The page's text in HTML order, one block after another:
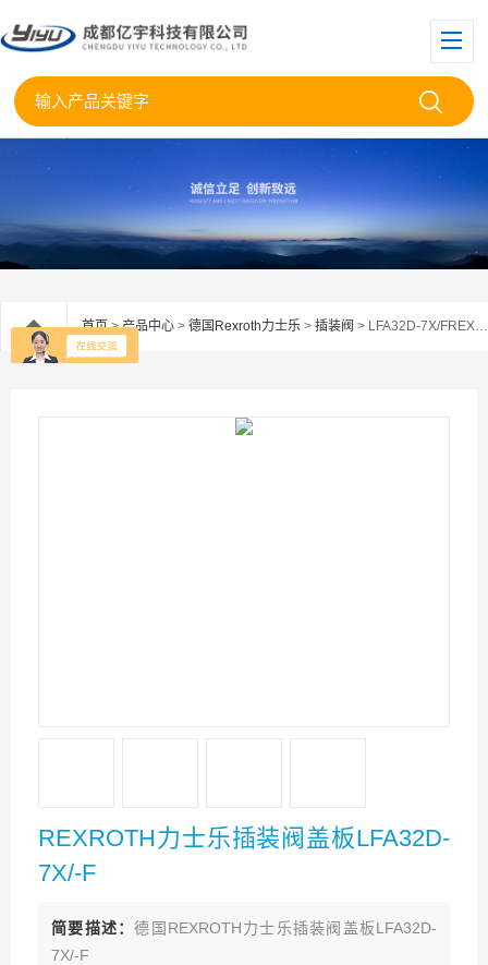
首页>产品中心 > 德国Rexroth力士乐 > 插装阀 > LFA32D-7X/FREXROTH力士乐插装阀盖板LFA32D-7X/-F
REXROTH力士乐插装阀盖板LFA32D-
7X/-F
简要描述：德国REXROTH力士乐插装阀盖板LFA32D-
7X/-F